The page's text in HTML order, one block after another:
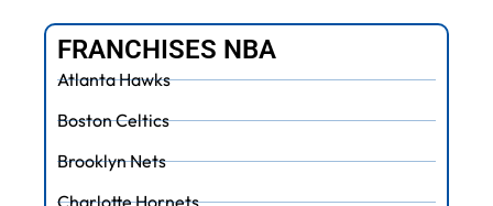
FRANCHISES NBA
Atlanta Hawks
Boston Celtics
Brooklyn Nets